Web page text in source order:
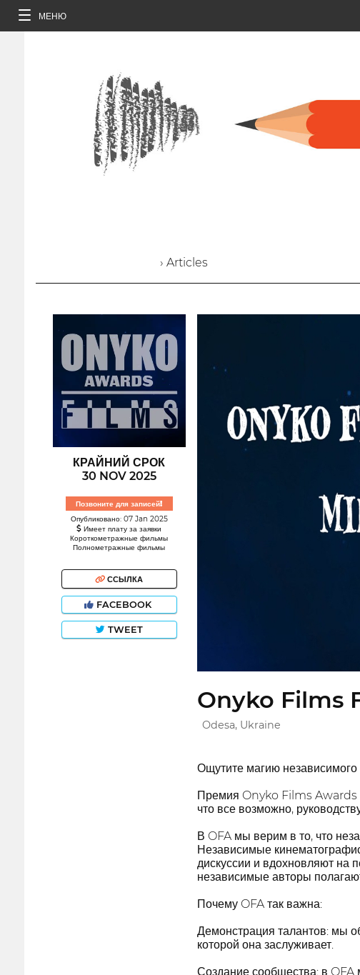
МЕНЮ
› Articles
КРАЙНИЙ СРОК
30 NOV 2025
Позвоните для записей!
Опубликовано: 07 Jan 2025
Имеет плату за заявки
Короткометражные фильмы
Полнометражные фильмы
ССЫЛКА
FACEBOOK
TWEET
Onyko Films
Odesa, Ukraine
Ощутите магию
Премия Onyko Films Awards
что все возможно,
В OFA мы верим в то, что
Независимые
дискуссии и вдохновляют на
независимые авторы
Почему OFA так важна:
Демонстрация талантов: мы
которой она заслуживает.
Создание сообщества: в OFA